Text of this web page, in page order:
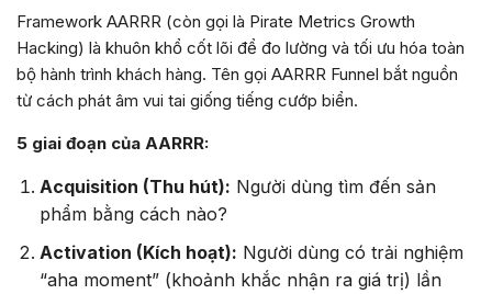
Framework AARRR (còn gọi là Pirate Metrics Growth
Hacking) là khuôn khổ cốt lõi để đo lường và tối ưu hóa toàn
bộ hành trình khách hàng. Tên gọi AARRR Funnel bắt nguồn
từ cách phát âm vui tai giống tiếng cướp biển.
5 giai đoạn của AARRR:
Acquisition (Thu hút): Người dùng tìm đến sản
phẩm bằng cách nào?
Activation (Kích hoạt): Người dùng có trải nghiệm
“aha moment” (khoảnh khắc nhận ra giá trị) lần